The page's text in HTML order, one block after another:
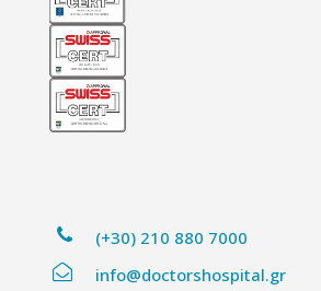
(+30) 210 880 7000
info@doctorshospital.gr